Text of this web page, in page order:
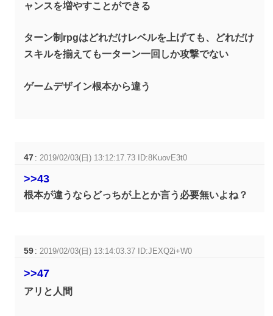
ャンスを増やすことができる
ターン制rpgはどれだけレベルを上げても、どれだけ
スキルを揃えても一ターン一回しか攻撃でない
ゲームデザイン根本から違う
47 :2019/02/03(日) 13:12:17.73 ID:8KuovE3t0
>>43
根本が違うならどっちが上とか言う必要無いよね？
59 :2019/02/03(日) 13:14:03.37 ID:JEXQ2i+W0
>>47
アリと人間